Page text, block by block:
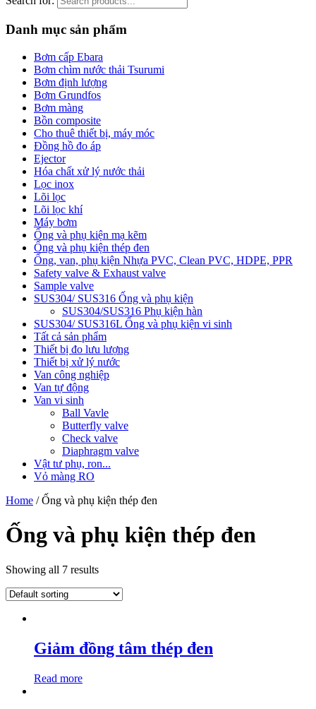
Danh mục sản phẩm
Bơm cấp Ebara
Bơm chìm nước thải Tsurumi
Bơm định lượng
Bơm Grundfos
Bơm màng
Bồn composite
Cho thuê thiết bị, máy móc
Đồng hồ đo áp
Ejector
Hóa chất xử lý nước thải
Lọc inox
Lõi lọc
Lõi lọc khí
Máy bơm
Ống và phụ kiện mạ kẽm
Ống và phụ kiện thép đen
Ống, van, phụ kiện Nhựa PVC, Clean PVC, HDPE, PPR
Safety valve & Exhaust valve
Sample valve
SUS304/ SUS316 Ống và phụ kiện
SUS304/SUS316 Phụ kiện hàn
SUS304/ SUS316L Ống và phụ kiện vi sinh
Tất cả sản phẩm
Thiết bị đo lưu lượng
Thiết bị xử lý nước
Van công nghiệp
Van tự động
Van vi sinh
Ball Vavle
Butterfly valve
Check valve
Diaphragm valve
Vật tư phụ, ron...
Vỏ màng RO
Home / Ống và phụ kiện thép đen
Ống và phụ kiện thép đen
Showing all 7 results
Giảm đồng tâm thép đen
Read more